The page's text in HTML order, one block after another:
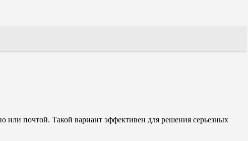
почтой. Такой вариант эффективен для решения серьезных